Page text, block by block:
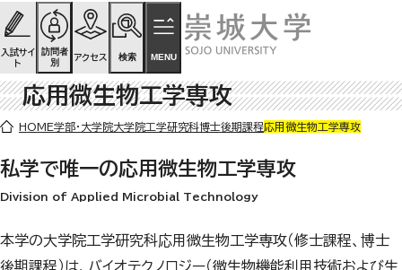
ページの先頭です
ページ内を移動するためのリンク
本文(c)へ
入試サイ
ト
訪問者
別
アクセス 検索 MENU
ここから本文です。
応用微生物工学専攻
HOME学部・大学院大学院工学研究科博士後期課程応用微生物工学専攻
私学で唯一の応用微生物工学専攻
Division of Applied Microbial Technology
本学の大学院工学研究科応用微生物工学専攻（修士課程、博士
後期課程）は、バイオテクノロジー（微生物機能利用技術および生